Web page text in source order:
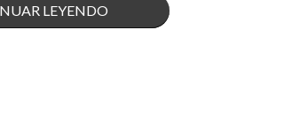
LEYENDO «APRENDE